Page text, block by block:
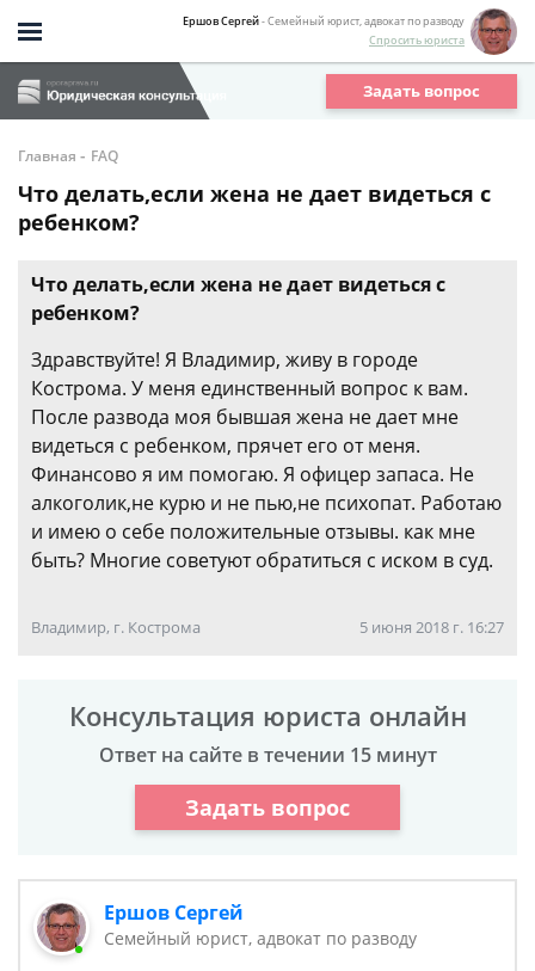
Ершов Сергей- Семейный юрист, адвокат по разводу
Спросить юриста
Задать вопрос
Главная - FAQ
Что делать,если жена не дает видеться с
ребенком?
Что делать,если жена не дает видеться с
ребенком?
Здравствуйте! Я Владимир, живу в городе
Кострома. У меня единственный вопрос к вам.
После развода моя бывшая жена не дает мне
видеться с ребенком, прячет его от меня.
Финансово я им помогаю. Я офицер запаса. Не
алкоголик,не курю и не пью,не психопат. Работаю
и имею о себе положительные отзывы. как мне
быть? Многие советуют обратиться с иском в суд.
Владимир, г. Кострома 5 июня 2018 г. 16:27
Консультация юриста онлайн
Ответ на сайте в течении 15 минут
Задать вопрос
Ершов Сергей
Семейный юрист, адвокат по разводу